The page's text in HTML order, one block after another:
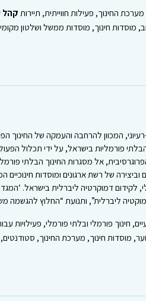
החינוך, פעילות חווייתית, תיירות קהל
מוסדות חינוך, מוסדות ממשל ושלטון
רעיוני, המכוון להרחבה והעמקה של החינוך
פורמליות בישראל, על ידי תכלול
אל מסגרות החינוך הבלתי
וביצירה של רשת ארגונים ומוסדות חינוכיים
לקידום דמוקרטיה ליברלית בישראל.
ליברלית”, ותנועת “החלוץ להגשמה
חינוך פורמלי ובלתי פורמלי, פעילויות
מוסדות חינוך, מערכת החינוך,